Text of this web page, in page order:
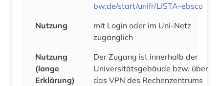
bw.de/start/unifr/LISTA-ebsco
Nutzung
mit Login oder im Uni-Netz
zugänglich
Nutzung
(lange
Erklärung)
Der Zugang ist innerhalb der
Universitätsgebäude bzw. über
das VPN des Rechenzentrums